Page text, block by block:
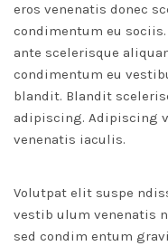
eros venenatis donec
condimentum eu
ante scelerisque
condimentum eu
blandit. Blandit
adipiscing. Adipiscing
venenatis iaculis.
Volutpat elit suspe
vestib ulum venenatis
sed condim entum